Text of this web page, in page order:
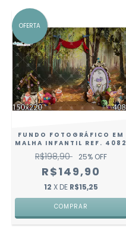
OFERTA
FUNDO FOTOGRÁFICO EM
MALHA INFANTIL REF. 4082
R$198,90 25% OFF
R$149,90
12 X DE R$15,25
COMPRAR